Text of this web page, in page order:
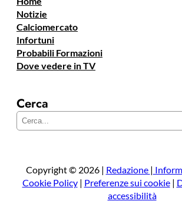
Notizie
Calciomercato
Infortuni
Probabili Formazioni
Dove vedere in TV
Cerca
e
a
Copyright © 2026 | Redazione |
Cookie Policy| Preferenze sui cookie|
accessibilità